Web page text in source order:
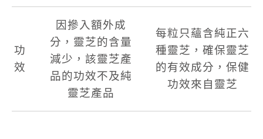
功
效
因摻入額外成
分，靈芝的含量
減少，該靈芝產
品的功效不及純
靈芝產品
每粒只蘊含純正六
種靈芝 ，確保靈芝
的有效成分，保健
功效來自靈芝